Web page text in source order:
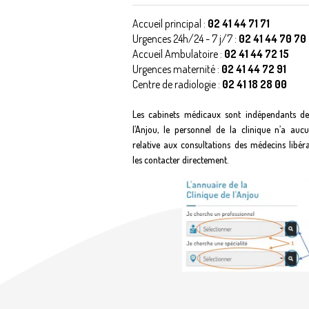
Accueil principal : 02 41 44 71 71
Urgences 24h/24 - 7 j/7 : 02 41 44 70 70
Accueil Ambulatoire : 02 41 44 72 15
Urgences maternité : 02 41 44 72 91
Centre de radiologie : 02 41 18 28 00
Les cabinets médicaux sont indépendants
l’Anjou, le personnel de la clinique n’a
relative aux consultations des médecins
les contacter directement.